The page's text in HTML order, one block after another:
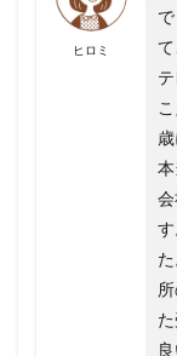
ヒロミ